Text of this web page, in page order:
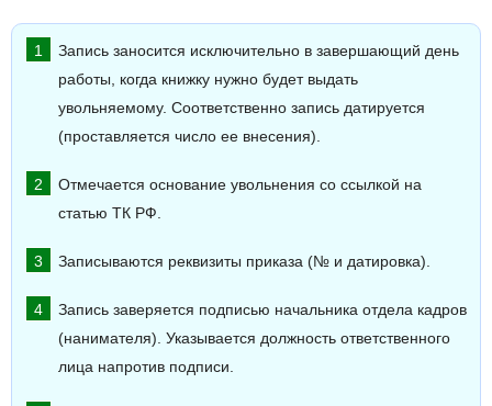
Запись заносится исключительно в завершающий день
работы, когда книжку нужно будет выдать
увольняемому. Соответственно запись датируется
(проставляется число ее внесения).
Отмечается основание увольнения со ссылкой на
статью ТК РФ.
Записываются реквизиты приказа (№ и датировка).
Запись заверяется подписью начальника отдела кадров
(нанимателя). Указывается должность ответственного
лица напротив подписи.